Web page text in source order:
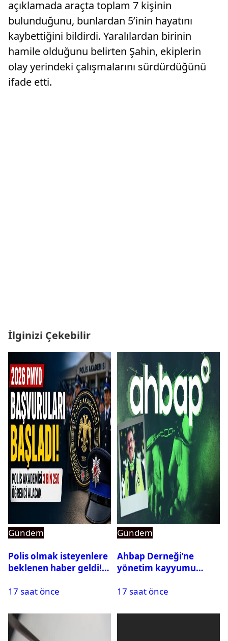
açıklamada araçta toplam 7 kişinin
bulunduğunu, bunlardan 5’inin hayatını
kaybettiğini bildirdi. Yaralılardan birinin
hamile olduğunu belirten Şahin, ekiplerin
olay yerindeki çalışmalarını sürdürdüğünü
ifade etti.
İlginizi Çekebilir
Gündem
Polis olmak isteyenlere
beklenen haber geldi!
17 saat önce
Gündem
Ahbap Derneği’ne
yönetim kayyumu
açıldı
17 saat önce